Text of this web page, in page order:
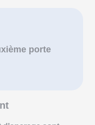
porte